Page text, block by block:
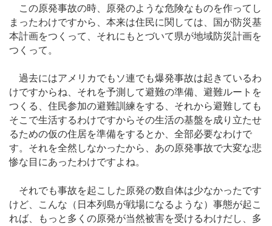
この原発事故の時、原発のような危険なものを作ってし
まったわけですから、本来は住民に関しては、国が防災基
本計画をつくって、それにもとづいて県が地域防災計画を
つくって。
過去にはアメリカでもソ連でも爆発事故は起きているわ
けですからね、それを予測して避難の準備、避難ルートを
つくる、住民参加の避難訓練をする、それから避難しても
そこで生活するわけですからその生活の基盤を成り立たせ
るための仮の住居を準備をするとか、全部必要なわけで
す。それを全然しなかったから、あの原発事故で大変な悲
惨な目にあったわけですよね。
それでも事故を起こした原発の数自体は少なかったです
けど、こんな（日本列島が戦場になるような）事態が起こ
れば、もっと多くの原発が当然被害を受けるわけだし、多